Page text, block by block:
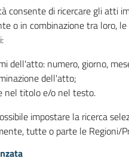
consente di ricercare gli atti
o in combinazione tra loro,
dell'atto: numero, giorno,
dell'atto;
nel titolo e/o nel testo.
impostare la ricerca
tutte o parte le Regioni/